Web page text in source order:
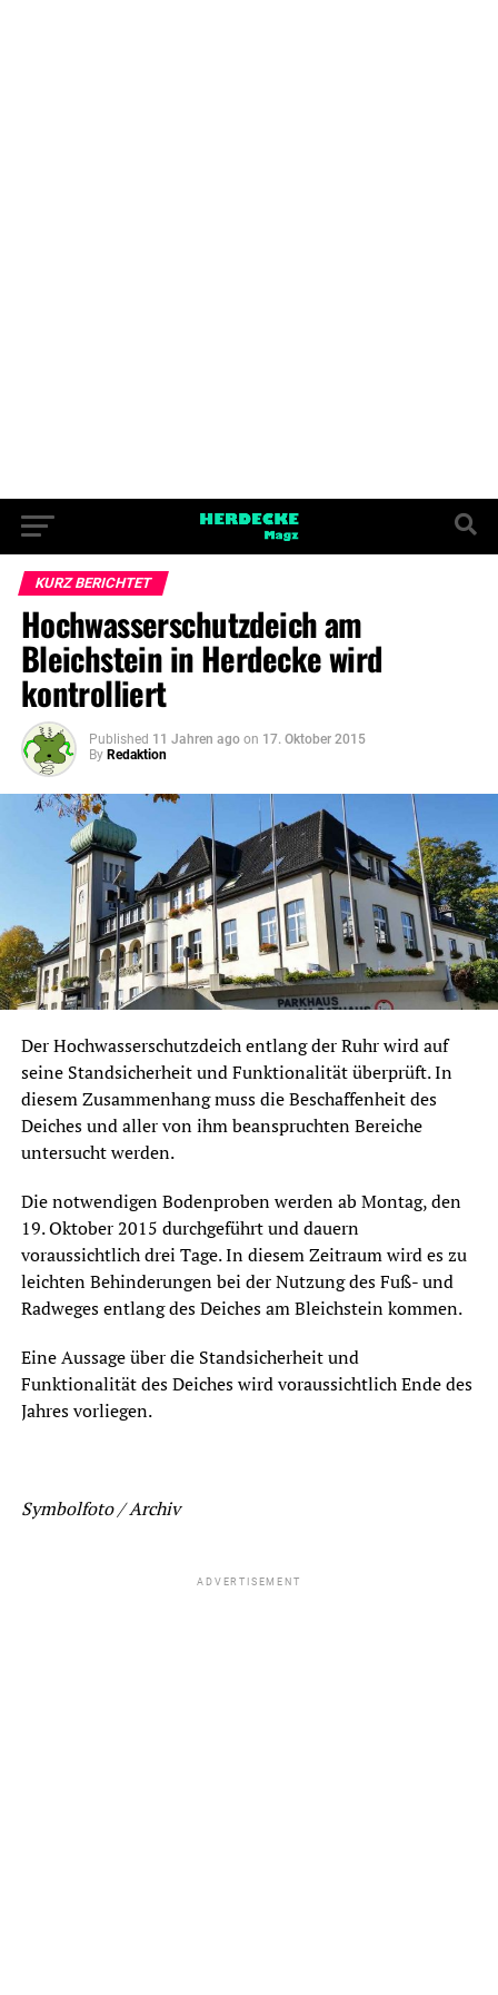
KURZ BERICHTET
Hochwasserschutzdeich am
Bleichstein in Herdecke wird
kontrolliert
Published 11 Jahren ago on 17. Oktober 2015
By Redaktion
Der Hochwasserschutzdeich entlang der Ruhr wird auf
seine Standsicherheit und Funktionalität überprüft. In
diesem Zusammenhang muss die Beschaffenheit des
Deiches und aller von ihm beanspruchten Bereiche
untersucht werden.
Die notwendigen Bodenproben werden ab Montag, den
19. Oktober 2015 durchgeführt und dauern
voraussichtlich drei Tage. In diesem Zeitraum wird es zu
leichten Behinderungen bei der Nutzung des Fuß- und
Radweges entlang des Deiches am Bleichstein kommen.
Eine Aussage über die Standsicherheit und
Funktionalität des Deiches wird voraussichtlich Ende des
Jahres vorliegen.
Symbolfoto / Archiv
ADVERTISEMENT